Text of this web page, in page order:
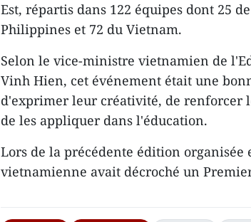
Est, répartis dans 122 équipes dont 25
Philippines et 72 du Vietnam.
Selon le vice-ministre vietnamien de
Vinh Hien, cet événement était une
d'exprimer leur créativité, de renforcer
de les appliquer dans l'éducation.
Lors de la précédente édition
vietnamienne avait décroché un